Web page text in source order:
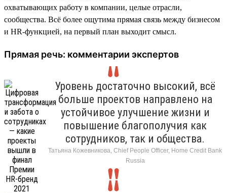
охватывающих работу в компании, целые отрасли,
сообщества. Всё более ощутима прямая связь между бизнесом
и HR-функцией, на первый план выходит смысл.
Прямая речь: комментарии экспертов
Уровень достаточно высокий, всё
больше проектов направлено на
устойчивое улучшение жизни и
повышение благополучия как
сотрудников, так и общества.
Татьяна Кожевникова, Chief People Officer, Home Credit Bank
Russia